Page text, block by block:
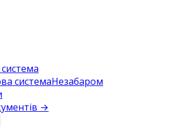
системаНезабаром
→